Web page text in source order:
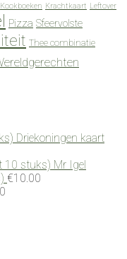
Kookboeken Krachtkaart Leftover
Pizza Sfeervolste
Thee combinatie
Driekoningen kaart
Mr Igel
€10.00